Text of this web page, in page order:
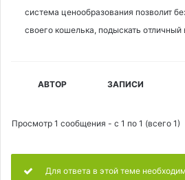
система ценообразования позволит
своего кошелька, подыскать отличный
АВТОР ЗАПИСИ
Просмотр 1 сообщения - с 1 по 1 (всего 1)
Для ответа в этой теме